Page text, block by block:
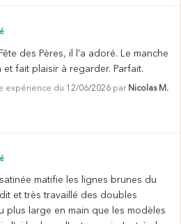
des Pères, il l'a adoré. Le manche
fait plaisir à regarder. Parfait.
expérience du 12/06/2026 par Nicolas M.
matifie les lignes brunes du
et très travaillé des doubles
plus large en main que les modèles